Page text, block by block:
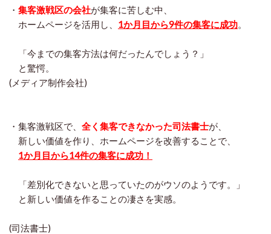
・ 集客激戦区の会社が集客に苦しむ中、
ホームページを活用し、 1か月目から9件の集客に成功。
「今までの集客方法は何だったんでしょう？」
と驚愕。
(メディア制作会社)
・集客激戦区で、 全く集客できなかった司法書士が、
新しい価値を作り、ホームページを改善することで、
1か月目から14件の集客に成功！
「差別化できないと思っていたのがウソのようです。」
と新しい価値を作ることの凄さを実感。
(司法書士)